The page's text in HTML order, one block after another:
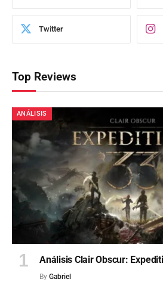
Twitter
Top Reviews
ANÁLISIS
Análisis Clair Obscur:
By Gabriel